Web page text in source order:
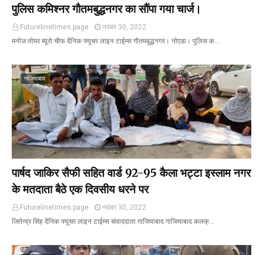
पुलिस कमिश्नर गौतमबुद्धनगर का सौंपा गया चार्ज।
Futurelinetimes.page
नवंबर 30, 2022
मनोज तोमर ब्यूरो चीफ दैनिक फ्यूचर लाइन टाईम्स गौतमबुद्धनगर। नोएडा। पुलिस क…
गाजियाबाद
पार्षद जाकिर सैफी सहित वार्ड 92-95 कैला भट्टा इस्लाम नगर
के मतदाता बैठे एक दिवसीय धरने पर
Futurelinetimes.page
नवंबर 30, 2022
जितेन्द्र सिंह दैनिक फ्यूचर लाइन टाईम्स संवाददाता गाजियाबाद गाजियाबाद कलक्…